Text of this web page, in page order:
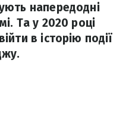
напередодні
Та у 2020 році
в історію події